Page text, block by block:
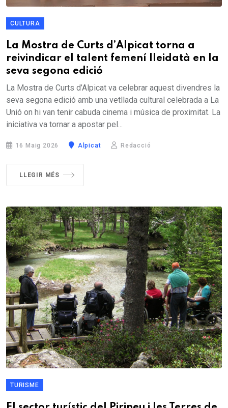
CULTURA
La Mostra de Curts d’Alpicat torna a
reivindicar el talent femení lleidatà en la
seva segona edició
La Mostra de Curts d’Alpicat va celebrar aquest divendres la
seva segona edició amb una vetllada cultural celebrada a La
Unió on hi van tenir cabuda cinema i música de proximitat. La
iniciativa va tornar a apostar pel...
16 Maig 2026 Alpicat Redacció
LLEGIR MÉS
TURISME